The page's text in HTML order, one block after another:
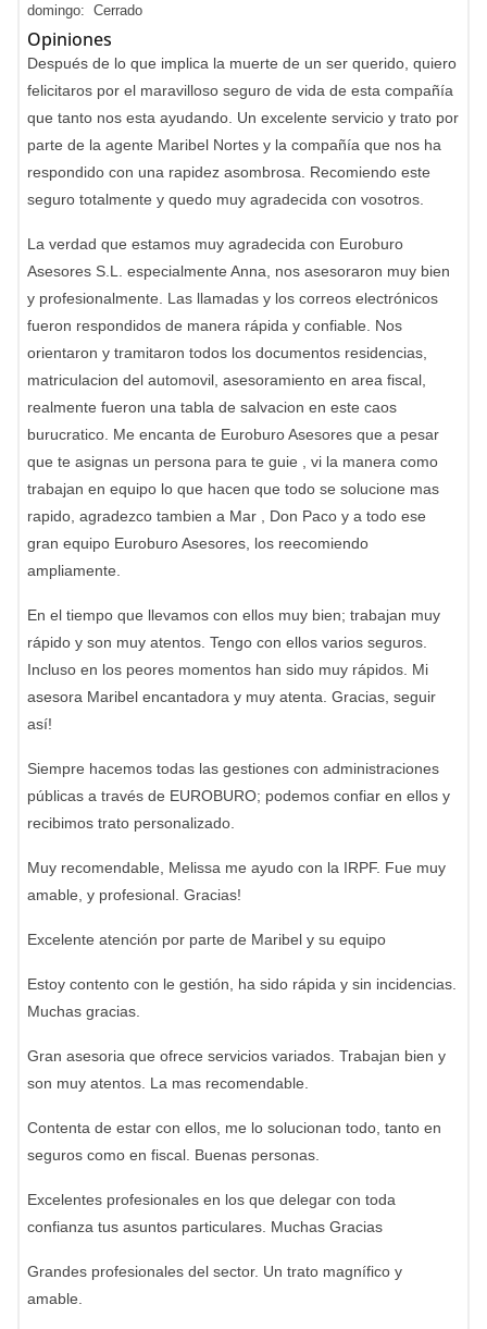
domingo: Cerrado
Opiniones
Después de lo que implica la muerte de un ser querido, quiero
felicitaros por el maravilloso seguro de vida de esta compañía
que tanto nos esta ayudando. Un excelente servicio y trato por
parte de la agente Maribel Nortes y la compañía que nos ha
respondido con una rapidez asombrosa. Recomiendo este
seguro totalmente y quedo muy agradecida con vosotros.
La verdad que estamos muy agradecida con Euroburo
Asesores S.L. especialmente Anna, nos asesoraron muy bien
y profesionalmente. Las llamadas y los correos electrónicos
fueron respondidos de manera rápida y confiable. Nos
orientaron y tramitaron todos los documentos residencias,
matriculacion del automovil, asesoramiento en area fiscal,
realmente fueron una tabla de salvacion en este caos
burucratico. Me encanta de Euroburo Asesores que a pesar
que te asignas un persona para te guie , vi la manera como
trabajan en equipo lo que hacen que todo se solucione mas
rapido, agradezco tambien a Mar , Don Paco y a todo ese
gran equipo Euroburo Asesores, los reecomiendo
ampliamente.
En el tiempo que llevamos con ellos muy bien; trabajan muy
rápido y son muy atentos. Tengo con ellos varios seguros.
Incluso en los peores momentos han sido muy rápidos. Mi
asesora Maribel encantadora y muy atenta. Gracias, seguir
así!
Siempre hacemos todas las gestiones con administraciones
públicas a través de EUROBURO; podemos confiar en ellos y
recibimos trato personalizado.
Muy recomendable, Melissa me ayudo con la IRPF. Fue muy
amable, y profesional. Gracias!
Excelente atención por parte de Maribel y su equipo
Estoy contento con le gestión, ha sido rápida y sin incidencias.
Muchas gracias.
Gran asesoria que ofrece servicios variados. Trabajan bien y
son muy atentos. La mas recomendable.
Contenta de estar con ellos, me lo solucionan todo, tanto en
seguros como en fiscal. Buenas personas.
Excelentes profesionales en los que delegar con toda
confianza tus asuntos particulares. Muchas Gracias
Grandes profesionales del sector. Un trato magnífico y
amable.